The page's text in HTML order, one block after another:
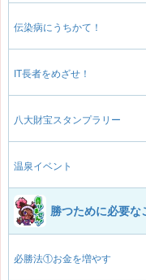
伝染病にうちかて！
IT長者をめざせ！
八大財宝スタンプラリー
温泉イベント
勝つために必要な
必勝法①お金を増やす